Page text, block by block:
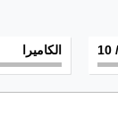
/ 10 الكاميرا